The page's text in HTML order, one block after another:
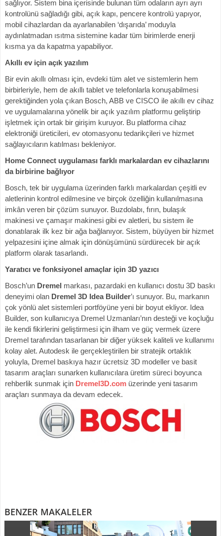
sağlıyor. Sistem bina içerisinde bulunan tüm odaların ayrı ayrı
kontrolünü sağladığı gibi, açık kapı, pencere kontrolü yapıyor,
mobil cihazlardan da ayarlanabilen ‘dışarıda’ moduyla
aydınlatmadan ısıtma sistemine kadar tüm birimlerde enerji
kısma ya da kapatma yapabiliyor.
Akıllı ev için açık yazılım
Bir evin akıllı olması için, evdeki tüm alet ve sistemlerin hem
birbirleriyle, hem de akıllı tablet ve telefonlarla konuşabilmesi
gerektiğinden yola çıkan Bosch, ABB ve CISCO ile akıllı ev cihaz
ve uygulamalarına yönelik bir açık yazılım platformu geliştirip
işletmek için ortak bir girişim kuruyor. Bu platforma cihaz
elektroniği üreticileri, ev otomasyonu tedarikçileri ve hizmet
sağlayıcıların katılması bekleniyor.
Home Connect uygulaması farklı markalardan ev cihazlarını
da birbirine bağlıyor
Bosch, tek bir uygulama üzerinden farklı markalardan çeşitli ev
aletlerinin kontrol edilmesine ve birçok özelliğin kullanılmasına
imkân veren bir çözüm sunuyor. Buzdolabı, fırın, bulaşık
makinesi ve çamaşır makinesi gibi ev aletleri, bu sistem ile
donatılarak ilk kez bir ağa bağlanıyor. Sistem, büyüyen bir hizmet
yelpazesini içine almak için dönüşümünü sürdürecek bir açık
platform olarak tasarlandı.
Yaratıcı ve fonksiyonel amaçlar için 3D yazıcı
Bosch’un Dremel markası, pazardaki en kullanıcı dostu 3D baskı
deneyimi olan Dremel 3D Idea Builder’ı sunuyor. Bu, markanın
çok yönlü alet sistemleri portföyüne yeni bir boyut ekliyor. Idea
Builder, son kullanıcıya Dremel Uzmanları’nın desteği ve koçluğu
ile kendi fikirlerini geliştirmesi için ilham ve güç vermek üzere
Dremel tarafından tasarlanan bir diğer yüksek kaliteli ve kullanımı
kolay alet. Autodesk ile gerçekleştirilen bir stratejik ortaklık
yoluyla, Dremel baskıya hazır ücretsiz 3D modeller ve basit
tasarım araçları sunarken kullanıcılara üretim süreci boyunca
rehberlik sunmak için Dremel3D.com üzerinde yeni tasarım
araçları sunmaya da devam edecek.
BENZER MAKALELER